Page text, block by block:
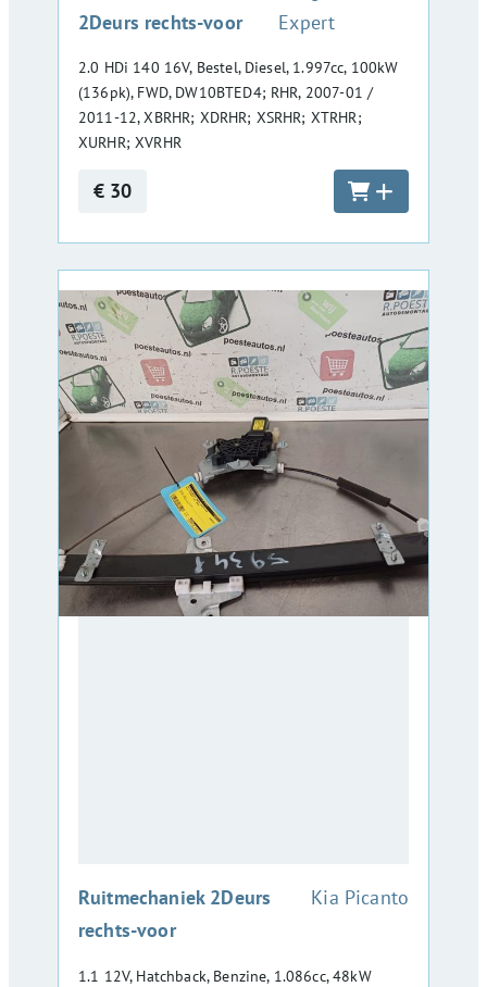
2Deurs rechts-voor
Expert
2.0 HDi 140 16V, Bestel, Diesel, 1.997cc, 100kW
(136pk), FWD, DW10BTED4; RHR, 2007-01 /
2011-12, XBRHR; XDRHR; XSRHR; XTRHR;
XURHR; XVRHR
€ 30
Ruitmechaniek 2Deurs
rechts-voor
:Kia Picanto
1.1 12V, Hatchback, Benzine, 1.086cc, 48kW